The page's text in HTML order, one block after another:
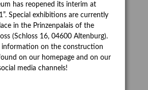
has reopened its interim at
Special exhibitions are currently
in the Prinzenpalais of the
(Schloss 16, 04600 Altenburg).
information on the construction
on our homepage and on our
media channels!